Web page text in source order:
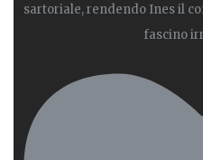
sartoriale, rendendo Ines il
fascino